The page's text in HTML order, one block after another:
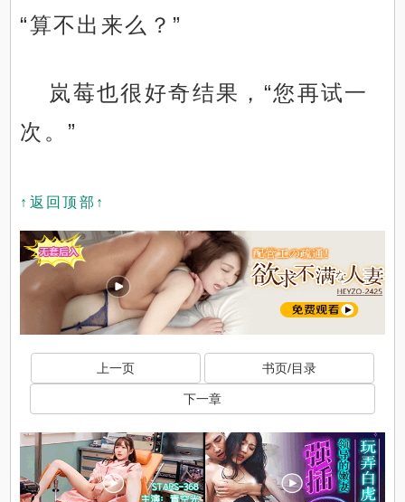
“算不出来么？”
岚莓也很好奇结果，“您再试一
次。”
↑返回顶部↑
上一页 书页/目录
下一章